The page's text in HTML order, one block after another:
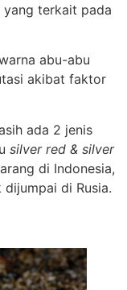
yang terkait pada
abu-abu
akibat faktor
ada 2 jenis
silver red & silver
di Indonesia,
dijumpai di Rusia.